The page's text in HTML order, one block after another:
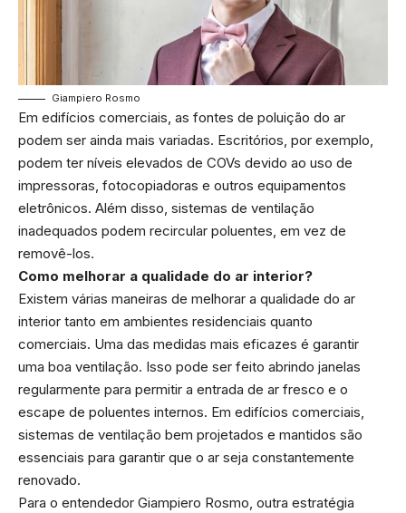
Giampiero Rosmo
Em edifícios comerciais, as fontes de poluição do ar
podem ser ainda mais variadas. Escritórios, por exemplo,
podem ter níveis elevados de COVs devido ao uso de
impressoras, fotocopiadoras e outros equipamentos
eletrônicos. Além disso, sistemas de ventilação
inadequados podem recircular poluentes, em vez de
removê-los.
Como melhorar a qualidade do ar interior?
Existem várias maneiras de melhorar a qualidade do ar
interior tanto em ambientes residenciais quanto
comerciais. Uma das medidas mais eficazes é garantir
uma boa ventilação. Isso pode ser feito abrindo janelas
regularmente para permitir a entrada de ar fresco e o
escape de poluentes internos. Em edifícios comerciais,
sistemas de ventilação bem projetados e mantidos são
essenciais para garantir que o ar seja constantemente
renovado.
Para o entendedor Giampiero Rosmo, outra estratégia